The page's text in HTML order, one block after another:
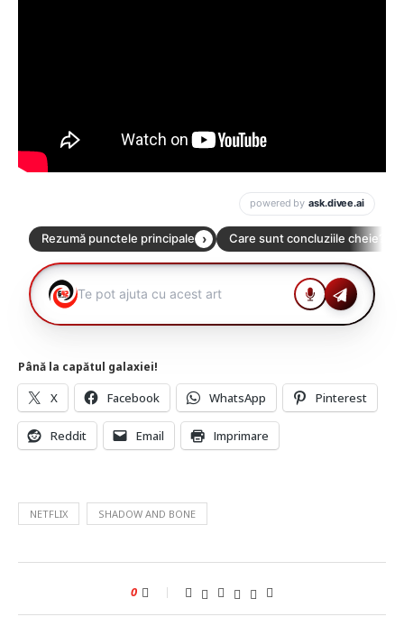
Până la capătul galaxiei!
X Facebook WhatsApp Pinterest
Reddit Email Imprimare
NETFLIX SHADOW AND BONE
0